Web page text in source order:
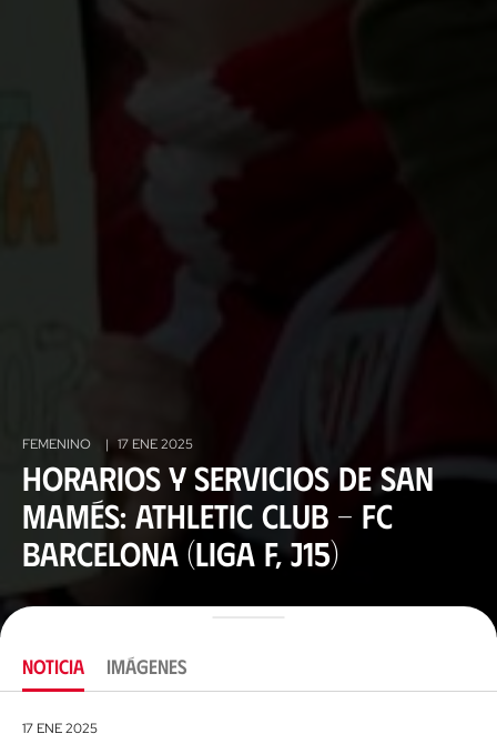
FEMENINO | 17 ENE 2025
Horarios y servicios de San
Mamés: Athletic Club - FC
Barcelona (Liga F, J15)
NOTICIA IMÁGENES
17 ENE 2025